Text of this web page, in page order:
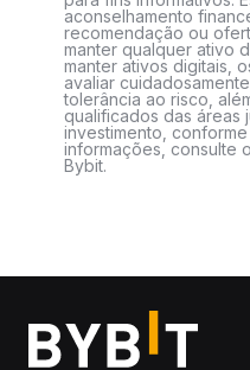
aconselhamento
recomendação ou
manter qualquer ativo
manter ativos digitais,
avaliar
tolerância ao risco,
qualificados das áreas
investimento,
informações, consulte
Bybit.